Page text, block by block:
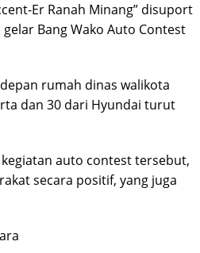
Er Ranah Minang” disuport
Bang Wako Auto Contest
rumah dinas walikota
dan 30 dari Hyundai turut
auto contest tersebut,
secara positif, yang juga